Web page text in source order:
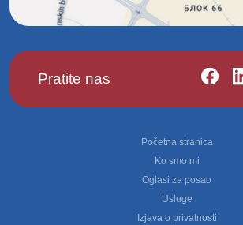
Pratite nas
Početna stranica
Ko smo mi
Oglasi za posao
Usluge
Izjava o privatnosti